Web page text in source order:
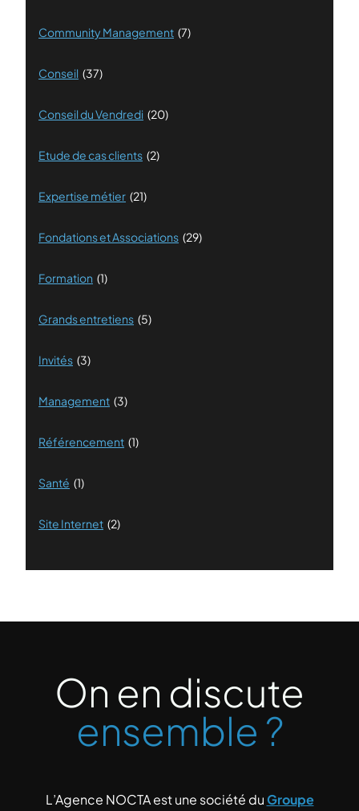
Community Management (7)
Conseil (37)
Conseil du Vendredi (20)
Etude de cas clients (2)
Expertise métier (21)
Fondations et Associations (29)
Formation (1)
Grands entretiens (5)
Invités (3)
Management (3)
Référencement (1)
Santé (1)
Site Internet (2)
On en discute
ensemble ?
L’Agence NOCTA est une société duGroupe